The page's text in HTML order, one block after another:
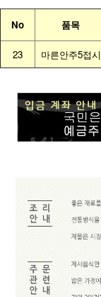
No 품목
23 마른안주5접시